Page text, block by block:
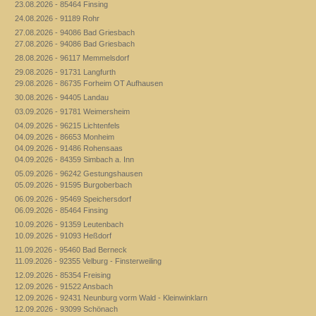
23.08.2026 - 85464 Finsing
24.08.2026 - 91189 Rohr
27.08.2026 - 94086 Bad Griesbach
27.08.2026 - 94086 Bad Griesbach
28.08.2026 - 96117 Memmelsdorf
29.08.2026 - 91731 Langfurth
29.08.2026 - 86735 Forheim OT Aufhausen
30.08.2026 - 94405 Landau
03.09.2026 - 91781 Weimersheim
04.09.2026 - 96215 Lichtenfels
04.09.2026 - 86653 Monheim
04.09.2026 - 91486 Rohensaas
04.09.2026 - 84359 Simbach a. Inn
05.09.2026 - 96242 Gestungshausen
05.09.2026 - 91595 Burgoberbach
06.09.2026 - 95469 Speichersdorf
06.09.2026 - 85464 Finsing
10.09.2026 - 91359 Leutenbach
10.09.2026 - 91093 Heßdorf
11.09.2026 - 95460 Bad Berneck
11.09.2026 - 92355 Velburg - Finsterweiling
12.09.2026 - 85354 Freising
12.09.2026 - 91522 Ansbach
12.09.2026 - 92431 Neunburg vorm Wald - Kleinwinklarn
12.09.2026 - 93099 Schönach